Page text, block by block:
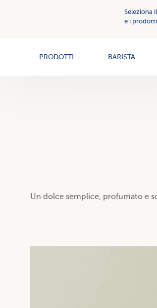
Seleziona
e i
PRODOTTI BARISTA
Un dolce semplice, profumato e